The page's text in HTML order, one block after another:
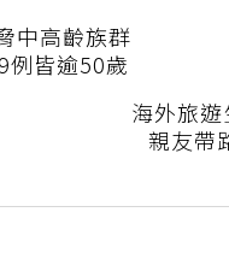
中高齡族群
例皆逾50歲
海外旅
親友帶